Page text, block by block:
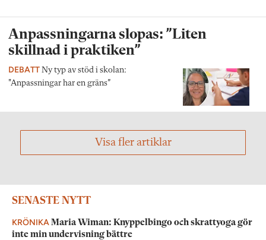
Anpassningarna slopas: ”Liten
skillnad i praktiken”
DEBATT Ny typ av stöd i skolan:
"Anpassningar har en gräns”
Visa fler artiklar
SENASTE NYTT
KRÖNIKA Maria Wiman: Knyppelbingo och skrattyoga gör
inte min undervisning bättre